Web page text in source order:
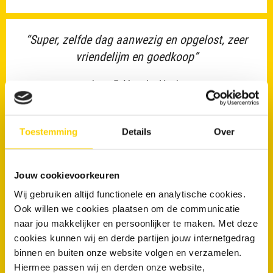
Toestemming Details Over
Jouw cookievoorkeuren
Wij gebruiken altijd functionele en analytische cookies.
Ook willen we cookies plaatsen om de communicatie
naar jou makkelijker en persoonlijker te maken. Met deze
cookies kunnen wij en derde partijen jouw internetgedrag
binnen en buiten onze website volgen en verzamelen.
Hiermee passen wij en derden onze website,
“Super, zelfde dag aanwezig en opgelost, zeer
vriendelijm en goedkoop”
heer C. Van der Hoek
monteur”
Versteeg
9/10